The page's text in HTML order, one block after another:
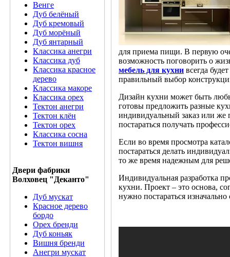
Венге
Дуб белёный
Дуб кремовый
Дуб морёный
Дуб янтарный
Классика анегри
Классика дуб
Классика красное
дерево
Классика макоре
Классика орех
Тектон анегри
Тектон клён
Тектон орех
Классика сосна
Тектон вишня
Двери фабрики
Волховец "Деканто"
Дуб мускат
Красное дерево
бордо
Орех бренди
Дуб коньяк
Вишня бренди
Анегри мускат
для приема пищи. В первую
возможность поговорить о
мебель для кухни всегда
правильный выбор
Дизайн кухни может быть
готовы предложить разные
индивидуальный заказ или же
постараться получать
Если во время просмотра
постараться делать
то же время надежным для
Индивидуальная разработка
кухни. Проект – это основа,
нужно постараться